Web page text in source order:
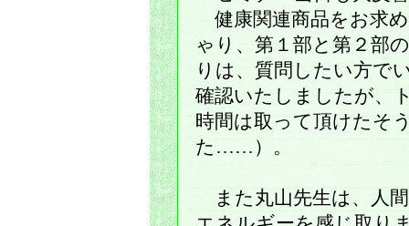
健康関連商品をお求
ゃり、第１部と第２部
りは、質問したい方で
確認いたしましたが、
時間は取って頂けたそ
た……）。
また丸山先生は、人